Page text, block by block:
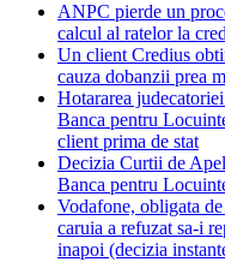
ANPC pierde un
calcul al ratelor la
Un client Credius
cauza dobanzii prea
Hotararea
Banca pentru
client prima de stat
Decizia Curtii de
Banca pentru
Vodafone, obligata
caruia a refuzat sa-i
inapoi (decizia